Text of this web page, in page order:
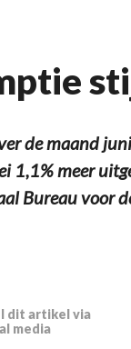
de maand
1,1% meer
Bureau voor
dit artikel via
media